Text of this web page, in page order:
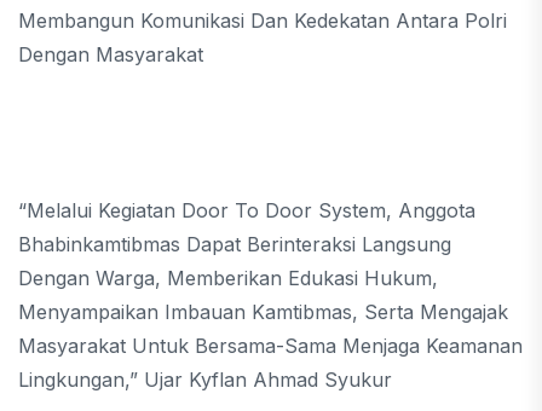
Membangun Komunikasi Dan Kedekatan Antara Polri
Dengan Masyarakat
“Melalui Kegiatan Door To Door System, Anggota
Bhabinkamtibmas Dapat Berinteraksi Langsung
Dengan Warga, Memberikan Edukasi Hukum,
Menyampaikan Imbauan Kamtibmas, Serta Mengajak
Masyarakat Untuk Bersama-Sama Menjaga Keamanan
Lingkungan,” Ujar Kyflan Ahmad Syukur